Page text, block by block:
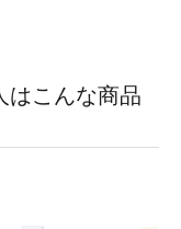
はこんな商品